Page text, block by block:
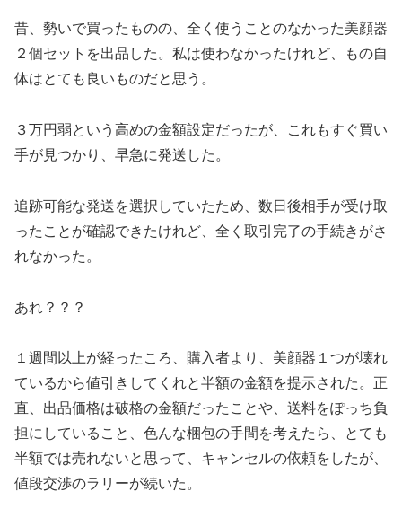
昔、勢いで買ったものの、全く使うことのなかった美顔器
２個セットを出品した。私は使わなかったけれど、もの自
体はとても良いものだと思う。
３万円弱という高めの金額設定だったが、これもすぐ買い
手が見つかり、早急に発送した。
追跡可能な発送を選択していたため、数日後相手が受け取
ったことが確認できたけれど、全く取引完了の手続きがさ
れなかった。
あれ？？？
１週間以上が経ったころ、購入者より、美顔器１つが壊れ
ているから値引きしてくれと半額の金額を提示された。正
直、出品価格は破格の金額だったことや、送料をぽっち負
担にしていること、色んな梱包の手間を考えたら、とても
半額では売れないと思って、キャンセルの依頼をしたが、
値段交渉のラリーが続いた。